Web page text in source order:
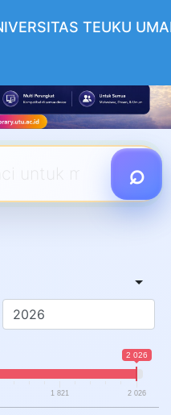
TEUKU
2 026
1 821 2 026